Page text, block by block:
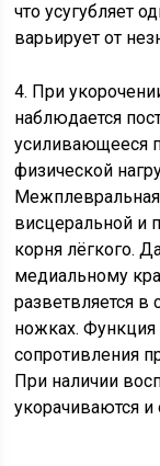
что усугубляет
варьирует от
4. При
наблюдается
усиливающееся
физической
Межплевральная
висцеральной и
корня лёгкого.
медиальному
разветвляется
ножках. Функция
сопротивления
При наличии
укорачиваются